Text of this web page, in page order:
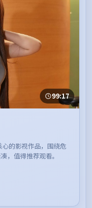
99:17
的影视作品，围绕危
，值得推荐观看。